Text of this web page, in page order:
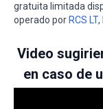
gratuita limitada
operado por RCS LT,
Video
en caso de